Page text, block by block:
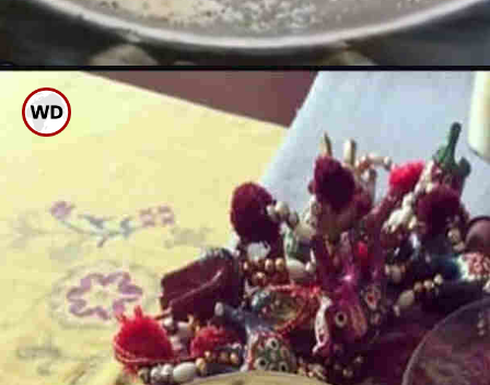
ಉಪ್ಪಿಟ್ಟಿಗೆ ಅತಿಯಾಗಿ ತರಕಾರಿ
ಹಾಕಿದರೂ ಅದರ ರುಚಿ ಕೆಡುತ್ತದೆ